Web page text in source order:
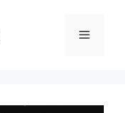
Меню